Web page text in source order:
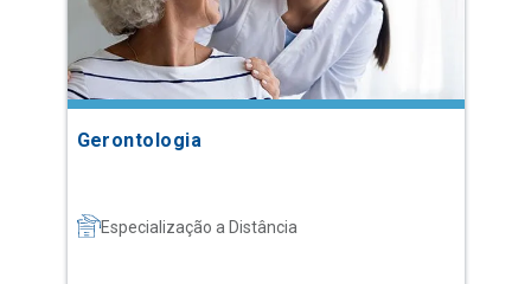
Gerontologia
Especialização a Distância